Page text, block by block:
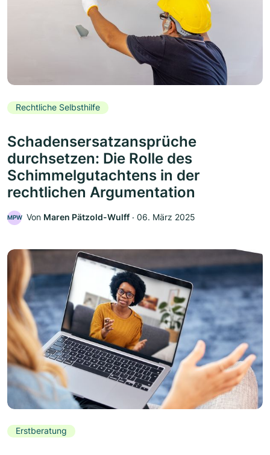
Rechtliche Selbsthilfe
Schadensersatzansprüche
durchsetzen: Die Rolle des
Schimmelgutachtens in der
rechtlichen Argumentation
MPW Von Maren Pätzold-Wulff ‧ 06. März 2025
Erstberatung